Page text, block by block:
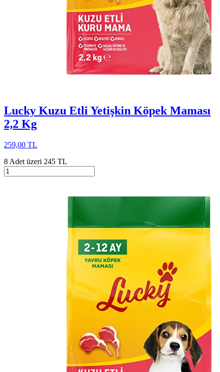
Lucky Kuzu Etli Yetişkin Köpek Maması
2,2 Kg
259,00 TL
8 Adet üzeri 245 TL